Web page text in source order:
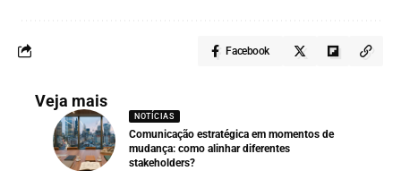
Facebook
Veja mais
NOTÍCIAS
Comunicação estratégica em momentos de
mudança: como alinhar diferentes
stakeholders?